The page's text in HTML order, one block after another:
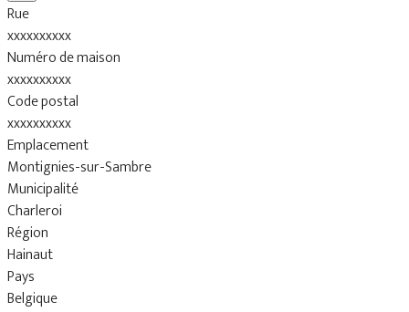
Rue
xxxxxxxxxx
Numéro de maison
xxxxxxxxxx
Code postal
xxxxxxxxxx
Emplacement
Montignies-sur-Sambre
Municipalité
Charleroi
Région
Hainaut
Pays
Belgique